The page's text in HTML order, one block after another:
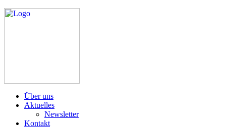
Über uns
Aktuelles
Newsletter
Kontakt